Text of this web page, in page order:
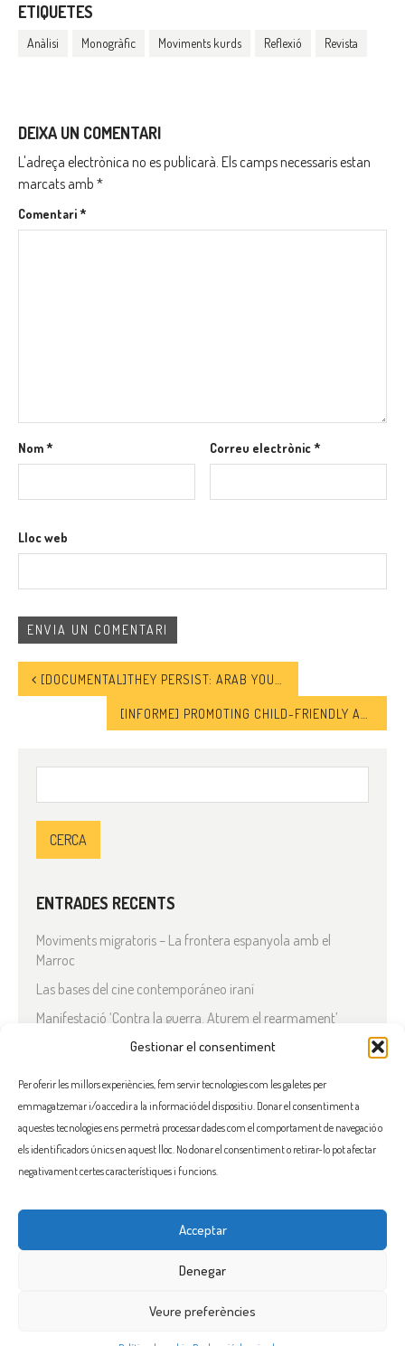
Gestionar el consentiment
Per oferir les millors experiències, fem servir tecnologies com les galetes per
emmagatzemar i/o accedir a la informació del dispositiu. Donar el consentiment a
aquestes tecnologies ens permetrà processar dades com el comportament de navegació o
els identificadors únics en aquest lloc. No donar el consentiment o retirar-lo pot afectar
negativament certes característiques i funcions.
Acceptar
Denegar
Veure preferències
ETIQUETES
Anàlisi Monogràfic Moviments kurds Reflexió Revista
DEIXA UN COMENTARI
L'adreça electrònica no es publicarà. Els camps necessaris estan
marcats amb *
Comentari*
Nom* Correu electrònic*
Lloc web
[DOCUMENTAL]THEY PERSIST: ARAB YOUTH REINVENTING POLITICS
ENTRADES RECENTS
Moviments migratoris – La frontera espanyola amb el
Marroc
Las bases del cine contemporáneo iraní
Manifestació ‘Contra la guerra. Aturem el rearmament’
En solidaritat amb el Líban
Què està passant a l’Iran?
COMENTARIS RECENTS
Flama, promoure la solidaritat entre els pobles i el seu benestar